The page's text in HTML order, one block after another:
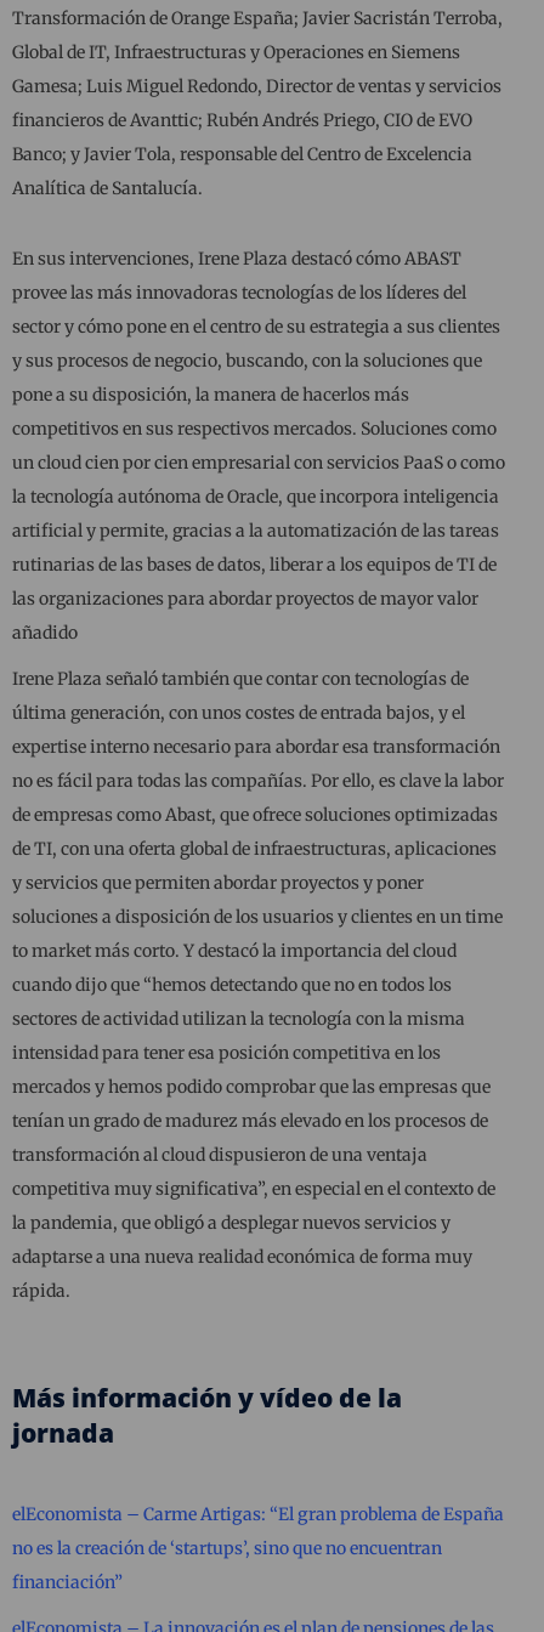
Transformación de Orange España; Javier Sacristán Terroba,
Global de IT, Infraestructuras y Operaciones en Siemens
Gamesa; Luis Miguel Redondo, Director de ventas y servicios
financieros de Avanttic; Rubén Andrés Priego, CIO de EVO
Banco; y Javier Tola, responsable del Centro de Excelencia
Analítica de Santalucía.
En sus intervenciones, Irene Plaza destacó cómo ABAST
provee las más innovadoras tecnologías de los líderes del
sector y cómo pone en el centro de su estrategia a sus clientes
y sus procesos de negocio, buscando, con la soluciones que
pone a su disposición, la manera de hacerlos más
competitivos en sus respectivos mercados. Soluciones como
un cloud cien por cien empresarial con servicios PaaS o como
la tecnología autónoma de Oracle, que incorpora inteligencia
artificial y permite, gracias a la automatización de las tareas
rutinarias de las bases de datos, liberar a los equipos de TI de
las organizaciones para abordar proyectos de mayor valor
añadido
Irene Plaza señaló también que contar con tecnologías de
última generación, con unos costes de entrada bajos, y el
expertise interno necesario para abordar esa transformación
no es fácil para todas las compañías. Por ello, es clave la labor
de empresas como Abast, que ofrece soluciones optimizadas
de TI, con una oferta global de infraestructuras, aplicaciones
y servicios que permiten abordar proyectos y poner
soluciones a disposición de los usuarios y clientes en un time
to market más corto. Y destacó la importancia del cloud
cuando dijo que “hemos detectando que no en todos los
sectores de actividad utilizan la tecnología con la misma
intensidad para tener esa posición competitiva en los
mercados y hemos podido comprobar que las empresas que
tenían un grado de madurez más elevado en los procesos de
transformación al cloud dispusieron de una ventaja
competitiva muy significativa”, en especial en el contexto de
la pandemia, que obligó a desplegar nuevos servicios y
adaptarse a una nueva realidad económica de forma muy
rápida.
Más información y vídeo de la
jornada
elEconomista – Carme Artigas: “El gran problema de España
no es la creación de ‘startups’, sino que no encuentran
financiación”